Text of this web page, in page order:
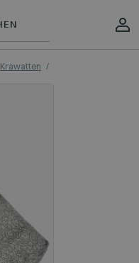
Krawatten